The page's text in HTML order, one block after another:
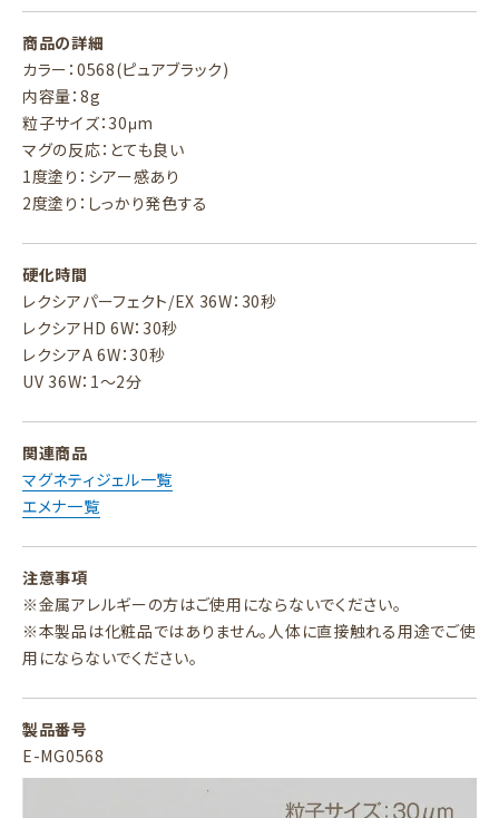
商品の詳細
カラー：0568(ピュアブラック)
内容量：8g
粒子サイズ：30μm
マグの反応：とても良い
1度塗り：シアー感あり
2度塗り：しっかり発色する
硬化時間
レクシアパーフェクト/EX 36W：30秒
レクシアHD 6W：30秒
レクシアA 6W：30秒
UV 36W：1～2分
関連商品
マグネティジェル一覧
エメナ一覧
注意事項
※金属アレルギーの方はご使用にならないでください。
※本製品は化粧品ではありません。人体に直接触れる用途でご使
用にならないでください。
製品番号
E-MG0568